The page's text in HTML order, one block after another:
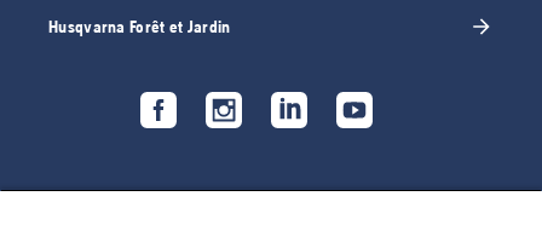
Husqvarna Forêt et Jardin